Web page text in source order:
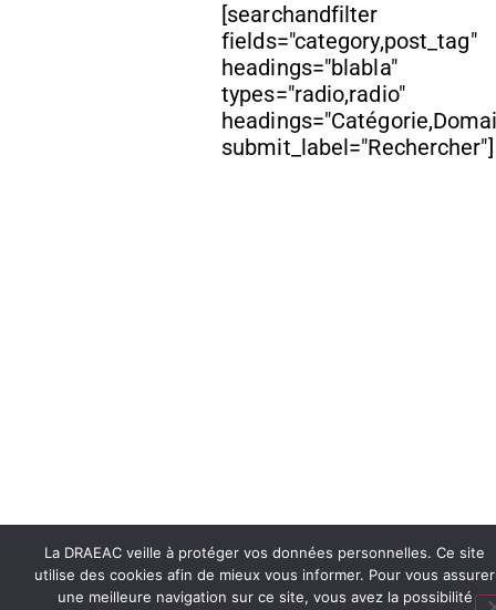
[searchandfilter
fields="category,post_tag"
headings="blabla"
types="radio,radio"
submit_label="Rechercher"]
La DRAEAC veille à protéger vos données personnelles. Ce site
utilise des cookies afin de mieux vous informer. Pour vous assurer
une meilleure navigation sur ce site, vous avez la possibilité